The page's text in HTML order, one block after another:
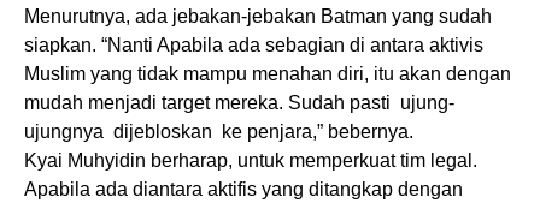
Menurutnya, ada jebakan-jebakan Batman yang sudah
siapkan. “Nanti Apabila ada sebagian di antara aktivis
Muslim yang tidak mampu menahan diri, itu akan dengan
mudah menjadi target mereka. Sudah pasti ujung-
ujungnya dijebloskan ke penjara,” bebernya.
Kyai Muhyidin berharap, untuk memperkuat tim legal.
Apabila ada diantara aktifis yang ditangkap dengan